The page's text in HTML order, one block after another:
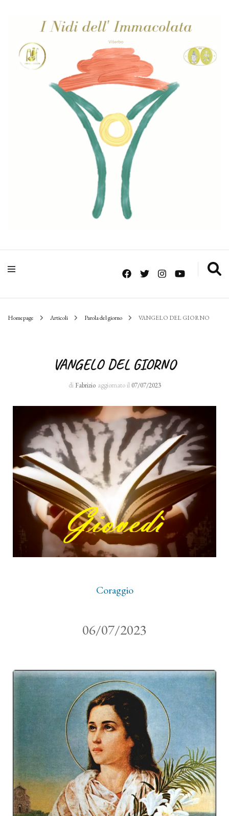
Homepage Articoli Parola del giorno VANGELO DEL GIORNO
VANGELO DEL GIORNO
di Fabrizio aggiornato il 07/07/2023
Coraggio
06/07/2023